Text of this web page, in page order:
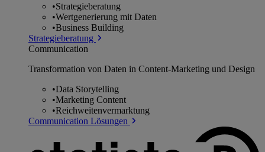
•Strategieberatung
•Wertgenerierung mit Daten
•Business Building
Strategieberatung
Communication
Transformation von Daten in Content-Marketing und Design
•Data Storytelling
•Marketing Content
•Reichweitenvermarktung
Communication Lösungen